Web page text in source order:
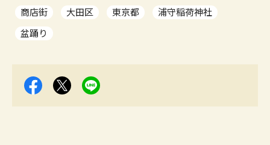
商店街 大田区 東京都
浦守稲荷神社
盆踊り